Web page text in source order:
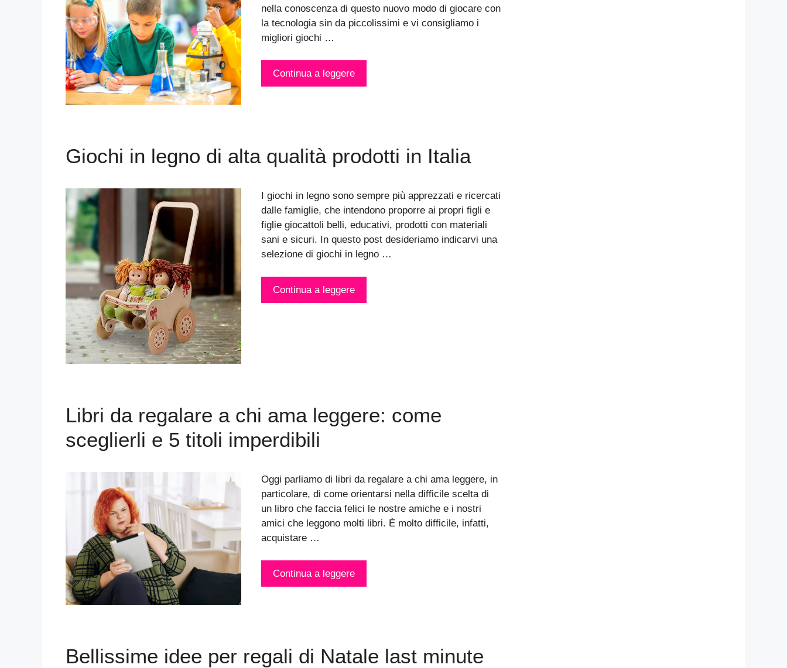
nella conoscenza di questo nuovo modo di giocare con
la tecnologia sin da piccolissimi e vi consigliamo i
migliori giochi …
Continua a leggere
Giochi in legno di alta qualità prodotti in Italia
I giochi in legno sono sempre più apprezzati e ricercati
dalle famiglie, che intendono proporre ai propri figli e
figlie giocattoli belli, educativi, prodotti con materiali
sani e sicuri. In questo post desideriamo indicarvi una
selezione di giochi in legno …
Continua a leggere
Libri da regalare a chi ama leggere: come
sceglierli e 5 titoli imperdibili
Oggi parliamo di libri da regalare a chi ama leggere, in
particolare, di come orientarsi nella difficile scelta di
un libro che faccia felici le nostre amiche e i nostri
amici che leggono molti libri. È molto difficile, infatti,
acquistare …
Continua a leggere
Bellissime idee per regali di Natale last minute